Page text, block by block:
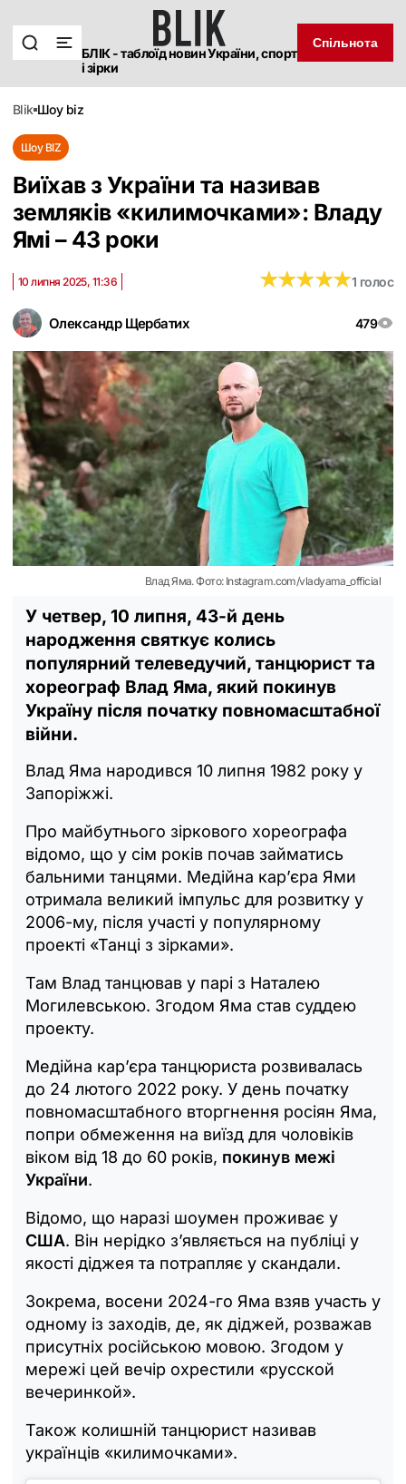
БЛІК - таблоїд новин України, спорт
і зірки
Спільнота
blik шоу biz
Шоу BIZ
Виїхав з України та називав
земляків «килимочками»: Владу
Ямі – 43 роки
Олександр Щербатих 479
10 липня 2025, 11:36 ★★★★★
★★★★★1 голос
Влад Яма. Фото: Instagram.com/vladyama_official
У четвер, 10 липня, 43-й день
народження святкує колись
популярний телеведучий, танцюрист та
хореограф Влад Яма, який покинув
Україну після початку повномасштабної
війни.
Влад Яма народився 10 липня 1982 року у
Запоріжжі.
Про майбутнього зіркового хореографа
відомо, що у сім років почав займатись
бальними танцями. Медійна кар’єра Ями
отримала великий імпульс для розвитку у
2006-му, після участі у популярному
проекті «Танці з зірками».
Там Влад танцював у парі з Наталею
Могилевською. Згодом Яма став суддею
проекту.
Медійна кар’єра танцюриста розвивалась
до 24 лютого 2022 року. У день початку
повномасштабного вторгнення росіян Яма,
попри обмеження на виїзд для чоловіків
віком від 18 до 60 років, покинув межі
України.
Відомо, що наразі шоумен проживає у
США. Він нерідко з’являється на публіці у
якості діджея та потрапляє у скандали.
Зокрема, восени 2024-го Яма взяв участь у
одному із заходів, де, як діджей, розважав
присутніх російською мовою. Згодом у
мережі цей вечір охрестили «русской
вечеринкой».
Також колишній танцюрист називав
українців «килимочками».